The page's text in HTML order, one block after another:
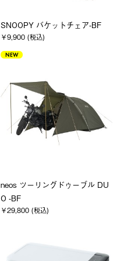
SNOOPY バケットチェア-BF
￥9,900 (税込)
NEW
neos ツーリングドゥーブル DU
O -BF
￥29,800 (税込)